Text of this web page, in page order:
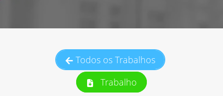
Todos os Trabalhos
Trabalho